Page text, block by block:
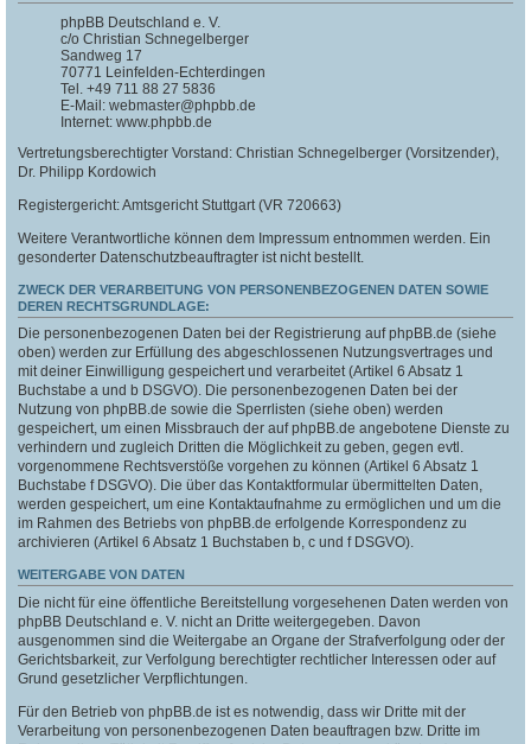
phpBB Deutschland e. V.
c/o Christian Schnegelberger
Sandweg 17
70771 Leinfelden-Echterdingen
Tel. +49 711 88 27 5836
E-Mail: webmaster@phpbb.de
Internet: www.phpbb.de
Vertretungsberechtigter Vorstand: Christian Schnegelberger (Vorsitzender),
Dr. Philipp Kordowich
Registergericht: Amtsgericht Stuttgart (VR 720663)
Weitere Verantwortliche können dem Impressum entnommen werden. Ein
gesonderter Datenschutzbeauftragter ist nicht bestellt.
ZWECK DER VERARBEITUNG VON PERSONENBEZOGENEN DATEN SOWIE
DEREN RECHTSGRUNDLAGE:
Die personenbezogenen Daten bei der Registrierung auf phpBB.de (siehe
oben) werden zur Erfüllung des abgeschlossenen Nutzungsvertrages und
mit deiner Einwilligung gespeichert und verarbeitet (Artikel 6 Absatz 1
Buchstabe a und b DSGVO). Die personenbezogenen Daten bei der
Nutzung von phpBB.de sowie die Sperrlisten (siehe oben) werden
gespeichert, um einen Missbrauch der auf phpBB.de angebotene Dienste zu
verhindern und zugleich Dritten die Möglichkeit zu geben, gegen evtl.
vorgenommene Rechtsverstöße vorgehen zu können (Artikel 6 Absatz 1
Buchstabe f DSGVO). Die über das Kontaktformular übermittelten Daten,
werden gespeichert, um eine Kontaktaufnahme zu ermöglichen und um die
im Rahmen des Betriebs von phpBB.de erfolgende Korrespondenz zu
archivieren (Artikel 6 Absatz 1 Buchstaben b, c und f DSGVO).
WEITERGABE VON DATEN
Die nicht für eine öffentliche Bereitstellung vorgesehenen Daten werden von
phpBB Deutschland e. V. nicht an Dritte weitergegeben. Davon
ausgenommen sind die Weitergabe an Organe der Strafverfolgung oder der
Gerichtsbarkeit, zur Verfolgung berechtigter rechtlicher Interessen oder auf
Grund gesetzlicher Verpflichtungen.
Für den Betrieb von phpBB.de ist es notwendig, dass wir Dritte mit der
Verarbeitung von personenbezogenen Daten beauftragen bzw. Dritte im